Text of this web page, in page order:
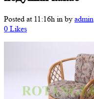
Posted at 11:16h in by admin
0 Likes